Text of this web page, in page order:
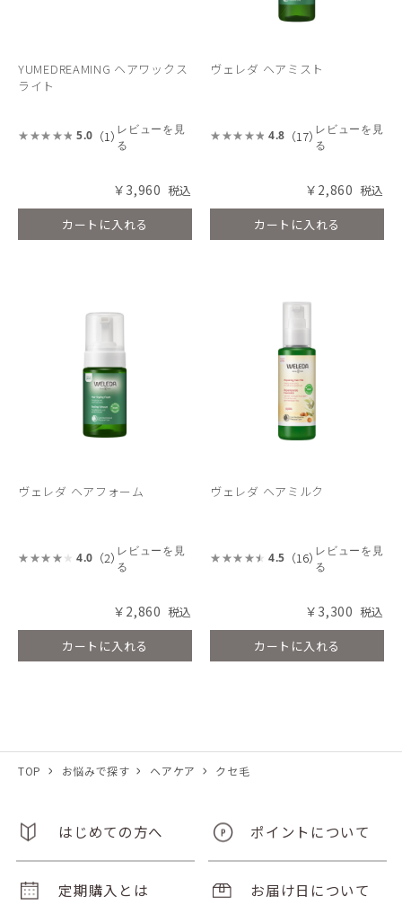
YUMEDREAMING ヘアワックス
ライト
5.0 （1） レビューを見
る
￥3,960
カートに入れる
ヴェレダ ヘアミスト
4.8 （17） レビューを見
る
￥2,860
カートに入れる
ヴェレダ ヘアフォーム
4.0 （2） レビューを見
る
￥2,860
カートに入れる
ヴェレダ ヘアミルク
4.5 （16） レビューを見
る
￥3,300
カートに入れる
TOP お悩みで探す ヘアケア クセ毛
はじめての方へ ポイントについて
定期購入とは お届け日について